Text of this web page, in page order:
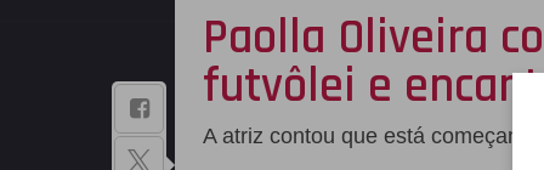
Paolla Oliveira
futvôlei e
A atriz contou que está começando
BAIXE NOSSO